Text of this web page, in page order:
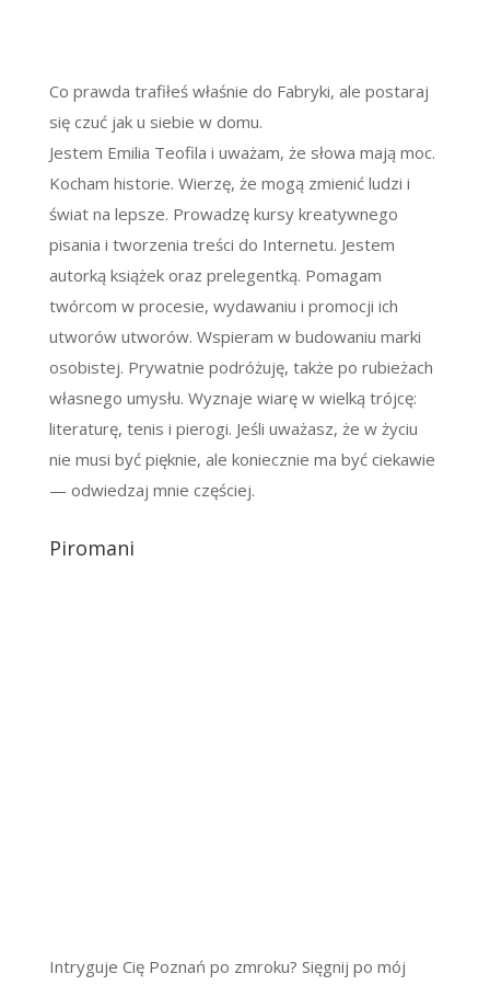
Co prawda trafiłeś właśnie do Fabryki, ale postaraj
się czuć jak u siebie w domu.
Jestem Emilia Teofila i uważam, że słowa mają moc.
Kocham historie. Wierzę, że mogą zmienić ludzi i
świat na lepsze. Prowadzę kursy kreatywnego
pisania i tworzenia treści do Internetu. Jestem
autorką książek oraz prelegentką. Pomagam
twórcom w procesie, wydawaniu i promocji ich
utworów utworów. Wspieram w budowaniu marki
osobistej. Prywatnie podróżuję, także po rubieżach
własnego umysłu. Wyznaje wiarę w wielką trójcę:
literaturę, tenis i pierogi. Jeśli uważasz, że w życiu
nie musi być pięknie, ale koniecznie ma być ciekawie
— odwiedzaj mnie częściej.
Piromani
Intryguje Cię Poznań po zmroku? Sięgnij po mój